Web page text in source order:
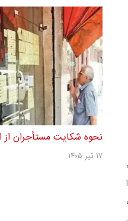
نحوه شکایت مستأجران از
۱۷ تیر ۱۴۰۵